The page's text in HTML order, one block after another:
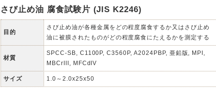
さび止め油 腐食試験片 (JIS K2246)
目的
さび止め油が各種金属をどの程度腐食するか又はさび止め
油に被膜されたものがどの程度腐食にたえるかを測定する
材質
SPCC-SB, C1100P, C3560P, A2024PBP, 亜鉛版, MPI,
MBCrIII, MFCdIV
サイズ 1.0～2.0x25x50